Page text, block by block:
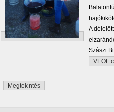
A
Szászi
VEOL
Megtekintés